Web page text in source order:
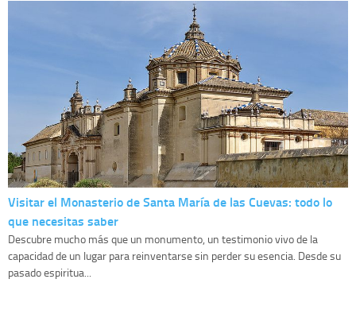
Visitar el Monasterio de Santa María de las Cuevas: todo lo
que necesitas saber
Descubre mucho más que un monumento, un testimonio vivo de la
capacidad de un lugar para reinventarse sin perder su esencia. Desde su
pasado espiritua...